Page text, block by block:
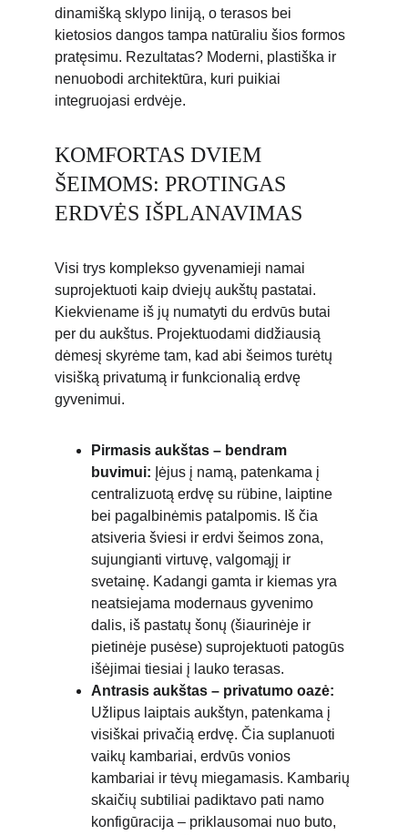
dinamišką sklypo liniją, o terasos bei
kietosios dangos tampa natūraliu šios formos
pratęsimu. Rezultatas? Moderni, plastiška ir
nenuobodi architektūra, kuri puikiai
integruojasi erdvėje.
KOMFORTAS DVIEM
ŠEIMOMS: PROTINGAS
ERDVĖS IŠPLANAVIMAS
Visi trys komplekso gyvenamieji namai
suprojektuoti kaip dviejų aukštų pastatai.
Kiekviename iš jų numatyti du erdvūs butai
per du aukštus. Projektuodami didžiausią
dėmesį skyrėme tam, kad abi šeimos turėtų
visišką privatumą ir funkcionalią erdvę
gyvenimui.
Pirmasis aukštas – bendram
buvimui: Įėjus į namą, patenkama į
centralizuotą erdvę su rübine, laiptine
bei pagalbinėmis patalpomis. Iš čia
atsiveria šviesi ir erdvi šeimos zona,
sujungianti virtuvę, valgomąjį ir
svetainę. Kadangi gamta ir kiemas yra
neatsiejama modernaus gyvenimo
dalis, iš pastatų šonų (šiaurinėje ir
pietinėje pusėse) suprojektuoti patogūs
išėjimai tiesiai į lauko terasas.
Antrasis aukštas – privatumo oazė:
Užlipus laiptais aukštyn, patenkama į
visiškai privačią erdvę. Čia suplanuoti
vaikų kambariai, erdvūs vonios
kambariai ir tėvų miegamasis. Kambarių
skaičių subtiliai padiktavo pati namo
konfigūracija – priklausomai nuo buto,